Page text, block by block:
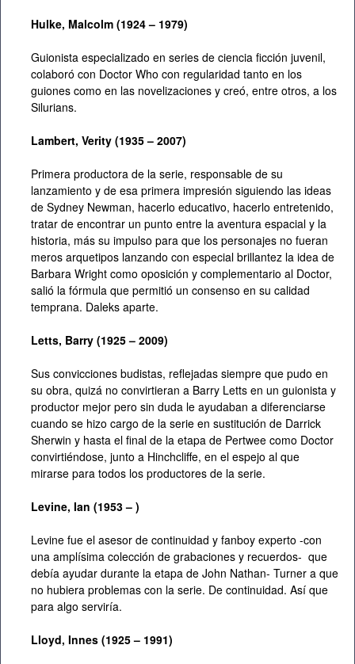
Hulke, Malcolm (1924 – 1979)
Guionista especializado en series de ciencia ficción juvenil,
colaboró con Doctor Who con regularidad tanto en los
guiones como en las novelizaciones y creó, entre otros, a los
Silurians.
Lambert, Verity (1935 – 2007)
Primera productora de la serie, responsable de su
lanzamiento y de esa primera impresión siguiendo las ideas
de Sydney Newman, hacerlo educativo, hacerlo entretenido,
tratar de encontrar un punto entre la aventura espacial y la
historia, más su impulso para que los personajes no fueran
meros arquetipos lanzando con especial brillantez la idea de
Barbara Wright como oposición y complementario al Doctor,
salió la fórmula que permitió un consenso en su calidad
temprana. Daleks aparte.
Letts, Barry (1925 – 2009)
Sus convicciones budistas, reflejadas siempre que pudo en
su obra, quizá no convirtieran a Barry Letts en un guionista y
productor mejor pero sin duda le ayudaban a diferenciarse
cuando se hizo cargo de la serie en sustitución de Darrick
Sherwin y hasta el final de la etapa de Pertwee como Doctor
convirtiéndose, junto a Hinchcliffe, en el espejo al que
mirarse para todos los productores de la serie.
Levine, Ian (1953 – )
Levine fue el asesor de continuidad y fanboy experto -con
una amplísima colección de grabaciones y recuerdos- que
debía ayudar durante la etapa de John Nathan- Turner a que
no hubiera problemas con la serie. De continuidad. Así que
para algo serviría.
Lloyd, Innes (1925 – 1991)